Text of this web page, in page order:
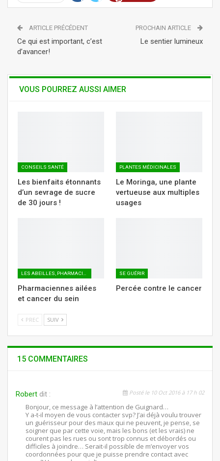
Tumblr Telegram WhatsApp
ARTICLE PRÉCÉDENT
Ce qui est important, c’est
d’avancer!
PROCHAIN ARTICLE
Le sentier lumineux
VOUS POURREZ AUSSI AIMER
CONSEILS SANTÉ
Les bienfaits étonnants
d’un sevrage de sucre
de 30 jours !
PLANTES MÉDICINALES
Le Moringa, une plante
vertueuse aux multiples
usages
Pharmaciennes ailées
et cancer du sein
SE GUÉRIR
Percée contre le cancer
PREC SUIV
15 COMMENTAIRES
Robert dit : Posté le 10 Oct 2016 à 17 h 02
Bonjour, ce message à l’attention de Guignard…
Y a-t-il moyen de vous contacter svp? J’ai déjà voulu trouver
un guérisseur pour des maux qui ne peuvent, je pense, se
soigner que par cette voie, mais les bons (et les vrais) ne
courent pas les rues ou sont trop connus et débordés ou
difficiles à joindre… Serait-il possible de m’envoyer vos
coordonnées pour que je puisse prendre contact avec